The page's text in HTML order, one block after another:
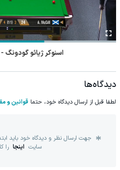
اسنوکر ژیائو
دیدگاه‌ها
لطفا قبل از ارسال دیدگاه خود، حتما قوانین و
جهت ارسال نظر و دیدگاه خود باید
سایت اینجا را